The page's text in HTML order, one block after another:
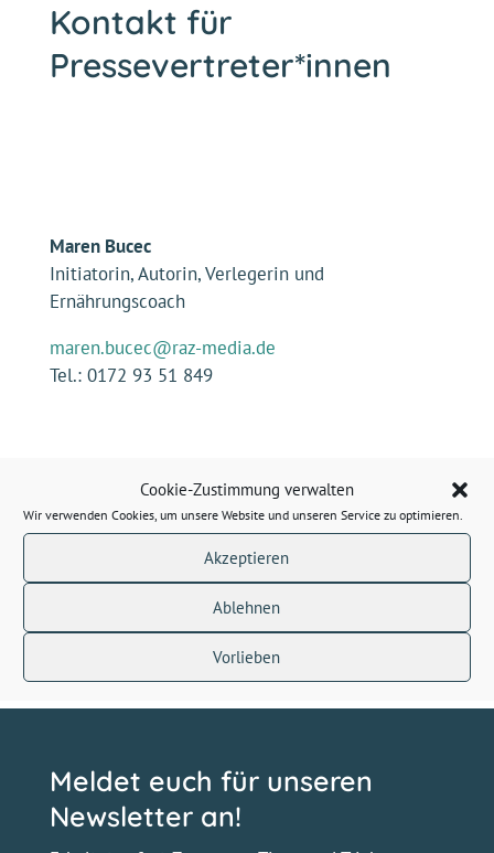
Cookie-Zustimmung verwalten
Wir verwenden Cookies, um unsere Website und unseren Service zu optimieren.
Akzeptieren
Ablehnen
Vorlieben
Kontakt für
Pressevertreter*innen
Maren Bucec
Initiatorin, Autorin, Verlegerin und
Ernährungscoach
maren.bucec@raz-media.de
Tel.: 0172 93 51 849
Inka Thaysen
Presse- und Öffentlichkeitsarbeit
inka.thaysen@raz-media.de
(030) 43 777 82 – 0
Meldet euch für unseren
Newsletter an!